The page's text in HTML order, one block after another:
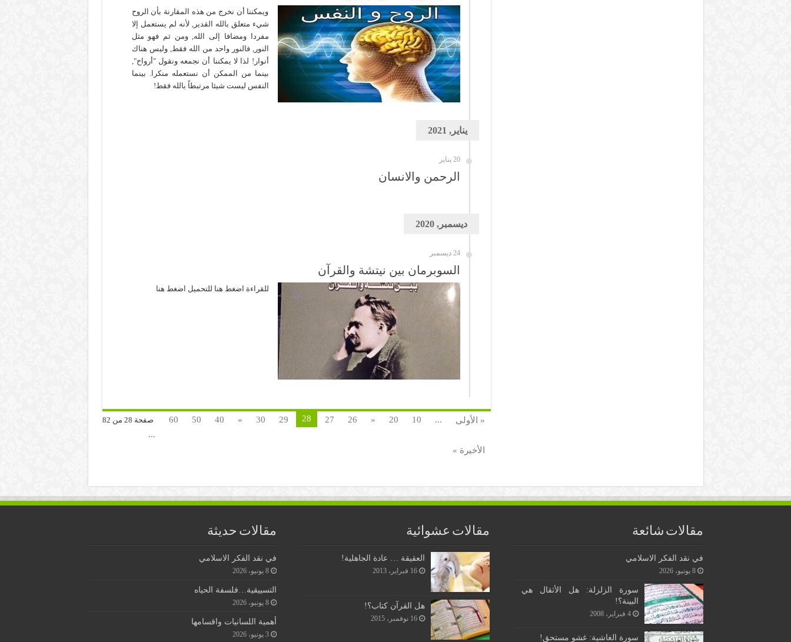
ويمكننا أن نخرج من هذه المقارنة بأن الروح
شيء متعلق بالله القدير, لأنه لم يستعمل إلا
مفردا ومضافا إلى الله, ومن ثم فهو مثل
النور, فالنور واحد من الله فقط, وليس هناك
أنوار! لذا لا يمكننا أن نجمعه ونقول "أرواح",
بينما من الممكن أن نستعمله منكرا. بينما
النفس ليست شيئا مرتبطاً بالله فقط!
يناير, 2021
20 يناير
الرحمن والانسان
ديسمبر, 2020
24 ديسمبر
السوبرمان بين نيتشة والقرآن
للقراءة اضغط هنا للتحميل اضغط هنا
صفحة 28 من 82 « الأولى ...
10
20
«
26
27
28
29
30
»
40
50
60
...
الأخيرة »
مقالات شائعة
في نقد الفكر الاسلامي
8 يونيو، 2026
سورة الزلزلة: هل الأثقال هي
البينة؟!
4 فبراير، 2008
سورة الغاشية: غشو مستحق!
مقالات عشوائية
العقيقة … عادة الجاهلية!
16 فبراير، 2013
هل القرآن كتاب؟!
16 نوفمبر، 2015
مقالات حديثة
في نقد الفكر الاسلامي
8 يونيو، 2026
التسييقية…فلسفة الحياه
8 يونيو، 2026
أهمية اللسانيات واقسامها
3 يونيو، 2026